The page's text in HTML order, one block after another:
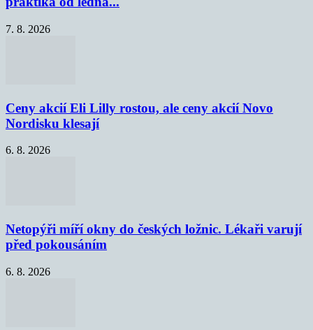
7. 8. 2026
Ceny akcií Eli Lilly rostou, ale ceny akcií Novo
Nordisku klesají
6. 8. 2026
Netopýři míří okny do českých ložnic. Lékaři varují
před pokousáním
6. 8. 2026